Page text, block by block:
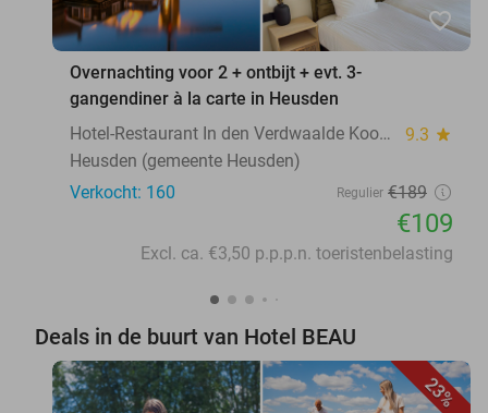
favorite_border
Overnachting voor 2 + ontbijt + evt. 3-
gangendiner à la carte in Heusden
Hotel-Restaurant In den Verdwaalde Koogel
9.3 star
Heusden (gemeente Heusden)
Verkocht: 160
Regulier €189
€109
Excl. ca. €3,50 p.p.p.n. toeristenbelasting
Deals in de buurt van Hotel BEAU
23%